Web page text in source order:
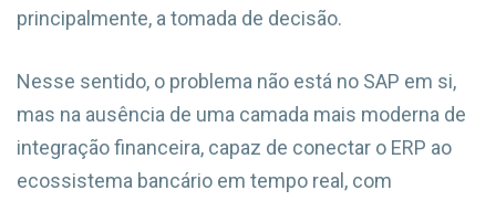
principalmente, a tomada de decisão.
Nesse sentido, o problema não está no SAP em si,
mas na ausência de uma camada mais moderna de
integração financeira, capaz de conectar o ERP ao
ecossistema bancário em tempo real, com